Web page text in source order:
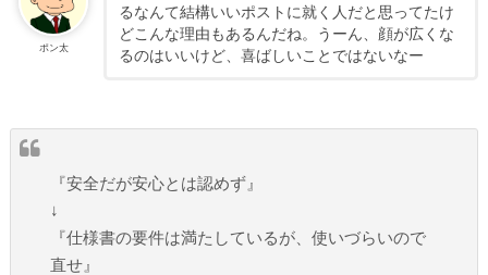
ポン太
るなんて結構いいポストに就く人だと思ってたけ
どこんな理由もあるんだね。うーん、顔が広くな
るのはいいけど、喜ばしいことではないなー
『安全だが安心とは認めず』
↓
『仕様書の要件は満たしているが、使いづらいので
直せ』